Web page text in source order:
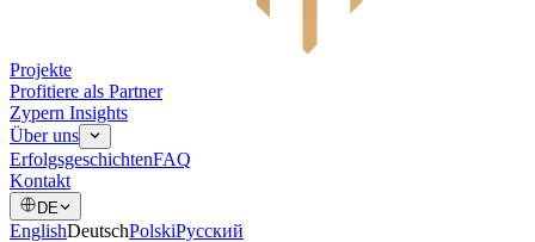
Projekte
Profitiere als Partner
Zypern Insights
Über uns
ErfolgsgeschichtenFAQ
Kontakt
DE
EnglishDeutschPolskiРусский